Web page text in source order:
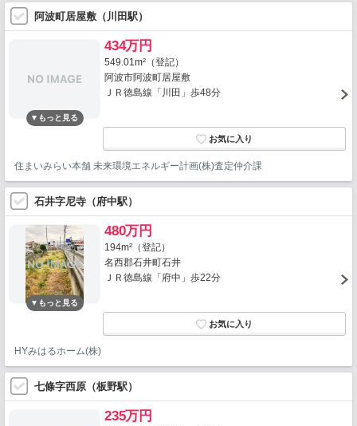
阿波町居屋敷（川田駅）
434万円
549.01m²（登記）
阿波市阿波町居屋敷
ＪＲ徳島線「川田」歩48分
住まいみらい本舗 未来環境エネルギー計画(株)査定仲介課
石井字尼寺（府中駅）
480万円
194m²（登記）
名西郡石井町石井
ＪＲ徳島線「府中」歩22分
HYみはるホーム(株)
七條字西原（板野駅）
235万円